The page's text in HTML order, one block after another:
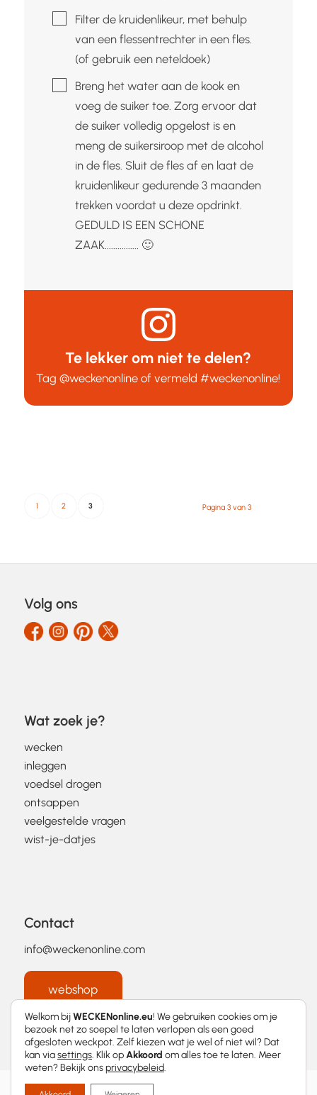
▢Filter de kruidenlikeur, met behulp
van een flessentrechter in een fles.
(of gebruik een neteldoek)
▢Breng het water aan de kook en
voeg de suiker toe. Zorg ervoor dat
de suiker volledig opgelost is en
meng de suikersiroop met de alcohol
in de fles. Sluit de fles af en laat de
kruidenlikeur gedurende 3 maanden
trekken voordat u deze opdrinkt.
GEDULD IS EEN SCHONE
ZAAK................ 🙂
Te lekker om niet te delen?
Tag@weckenonline of vermeld#weckenonline!
Pagina 3 van 3
1 2 3
Volg ons
Wat zoek je?
wecken
inleggen
voedsel drogen
ontsappen
veelgestelde vragen
wist-je-datjes
Contact
info@weckenonline.com
webshop
2026 © WECKENonline.eu │
Welkom bijWECKENonline.eu! We gebruiken cookies om je
bezoek net zo soepel te laten verlopen als een goed
afgesloten weckpot. Zelf kiezen wat je wel of niet wil? Dat
kan viasettings. Klik opAkkoord om alles toe te laten. Meer
weten? Bekijk onsprivacybeleid.